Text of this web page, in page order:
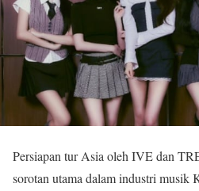
Persiapan tur Asia oleh IVE dan
sorotan utama dalam industri musik